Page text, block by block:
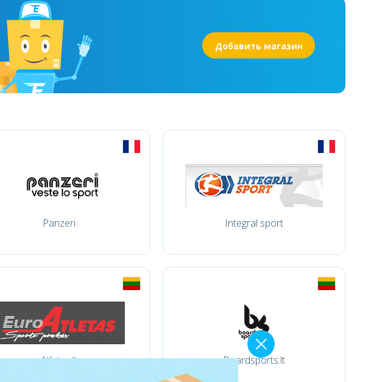
Добавить магазин
Panzeri Integral sport
Atletas.lt Boardsports.lt